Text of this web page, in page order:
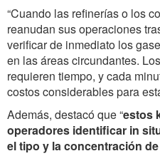
“Cuando las refinerías o los
reanudan sus operaciones
verificar de inmediato los
en las áreas circundantes.
requieren tiempo, y cada
costos considerables para
Además, destacó que “estos
operadores identificar in
el tipo y la concentración